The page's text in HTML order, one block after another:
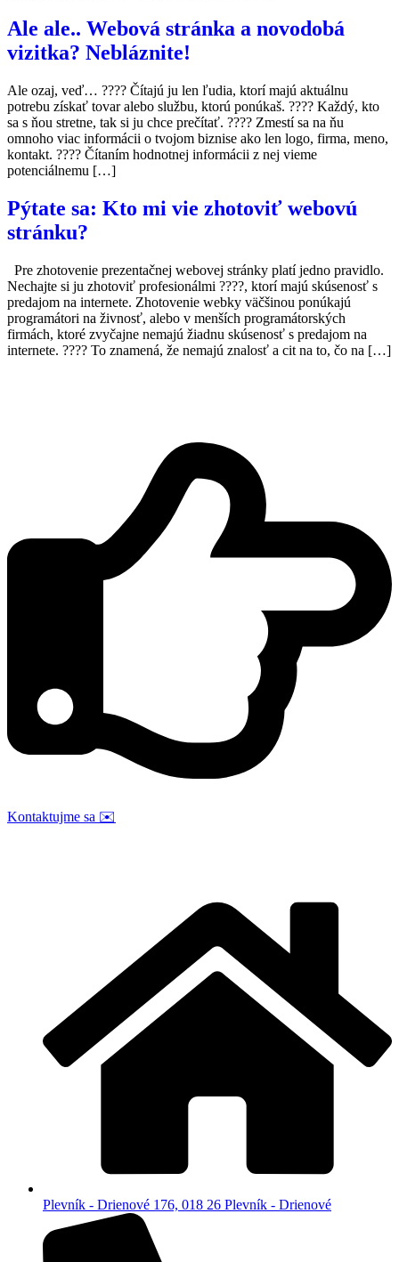
Ale ale.. Webová stránka a novodobá
vizitka? Nebláznite!
Ale ozaj, veď… ???? Čítajú ju len ľudia, ktorí majú aktuálnu
potrebu získať tovar alebo službu, ktorú ponúkaš. ???? Každý, kto
sa s ňou stretne, tak si ju chce prečítať. ???? Zmestí sa na ňu
omnoho viac informácii o tvojom biznise ako len logo, firma, meno,
kontakt. ???? Čítaním hodnotnej informácii z nej vieme
potenciálnemu […]
Pýtate sa: Kto mi vie zhotoviť webovú
stránku?
Pre zhotovenie prezentačnej webovej stránky platí jedno pravidlo.
Nechajte si ju zhotoviť profesionálmi ????, ktorí majú skúsenosť s
predajom na internete. Zhotovenie webky väčšinou ponúkajú
programátori na živnosť, alebo v menších programátorských
firmách, ktoré zvyčajne nemajú žiadnu skúsenosť s predajom na
internete. ???? To znamená, že nemajú znalosť a cit na to, čo na […]
Kontaktujme sa ✉️
Plevník - Drienové 176, 018 26 Plevník - Drienové